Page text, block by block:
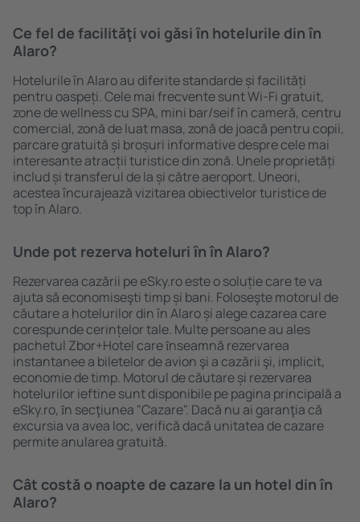
Ce fel de facilităţi voi găsi ȋn hotelurile din în
Alaro?
Hotelurile în Alaro au diferite standarde și facilități
pentru oaspeți. Cele mai frecvente sunt Wi-Fi gratuit,
zone de wellness cu SPA, mini bar/seif în cameră, centru
comercial, zonă de luat masa, zonă de joacă pentru copii,
parcare gratuită și broșuri informative despre cele mai
interesante atracții turistice din zonă. Unele proprietăți
includ și transferul de la și către aeroport. Uneori,
acestea încurajează vizitarea obiectivelor turistice de
top în Alaro.
Unde pot rezerva hoteluri ȋn în Alaro?
Rezervarea cazării pe eSky.ro este o soluție care te va
ajuta să economiseşti timp și bani. Foloseşte motorul de
căutare a hotelurilor din în Alaro și alege cazarea care
corespunde cerințelor tale. Multe persoane au ales
pachetul Zbor+Hotel care ȋnseamnă rezervarea
instantanee a biletelor de avion şi a cazării şi, implicit,
economie de timp. Motorul de căutare și rezervarea
hotelurilor ieftine sunt disponibile pe pagina principală a
eSky.ro, ȋn secţiunea "Cazare". Dacă nu ai garanţia că
excursia va avea loc, verifică dacă unitatea de cazare
permite anularea gratuită.
Cât costă o noapte de cazare la un hotel din în
Alaro?